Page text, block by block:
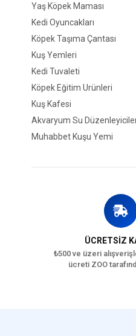
Yaş Köpek Maması
Kedi Oyuncakları
Köpek Taşıma Çantası
Kuş Yemleri
Kedi Tuvaleti
Köpek Eğitim Ürünleri
Kuş Kafesi
Akvaryum Su
Muhabbet Kuşu Yemi
ÜCRETSİZ
₺500 ve üzeri
ücreti ZOO